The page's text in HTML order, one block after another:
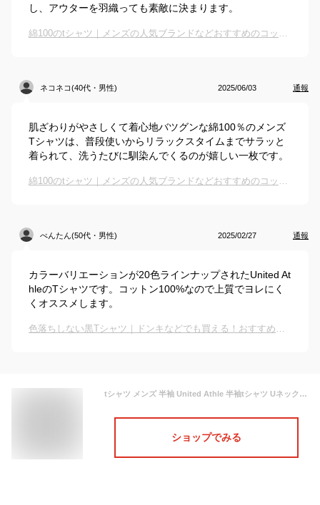
し、アウターを羽織っても素敵に決まります。
綿100のtシャツ｜メンズの人気ブランドなどおすすめのコットンTシャツは？
ネコネコ(40代・男性) 2025/06/03 通報
肌ざわりがやさしくて着心地バツグンな綿100％のメンズ
Tシャツは、普段使いからリラックスタイムまでサラッと
着られて、洗うたびに馴染んでくるのが嬉しい一枚です。
綿100のtシャツ｜メンズの人気ブランドなどおすすめのコットンTシャツは？
べんたん(50代・男性) 2025/02/27 通報
カラーバリエーションが20色ラインナップされたUnited At
hleのTシャツです。コットン100%なので上質でヨレにく
くオススメします。
色落ちしない黒Tシャツ｜ドンキなどでも買える！おすすめのトップスは？
tシャツ メンズ 半袖 United Athle 半袖tシャツ Uネック クルーネック 綿100 インナー 春夏 Tシャツ コットン 全20色 5001-01 ジェネレス お買い物マラソン SALE
ショップでみる